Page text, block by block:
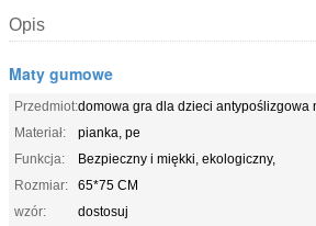
Opis
Maty gumowe
Przedmiot:domowa gra dla dzieci antypoślizgowa
Materiał:
pianka, pe
Funkcja:
Bezpieczny i miękki, ekologiczny,
Rozmiar:
65*75 CM
wzór:
dostosuj